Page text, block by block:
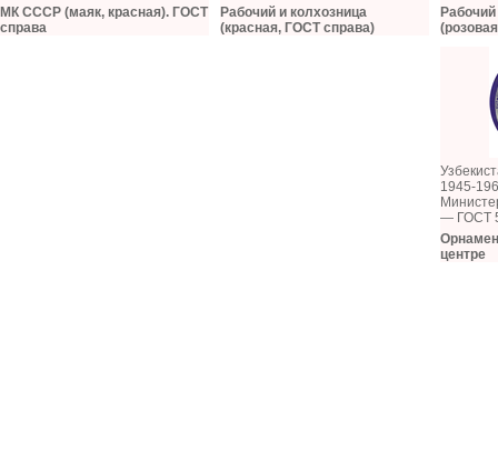
МК СССР (маяк, красная). ГОСТ
справа
Рабочий и колхозница
(красная, ГОСТ справа)
1945-
— ГОСТ
центре